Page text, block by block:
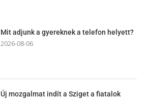
Mit adjunk a gyereknek a telefon helyett?
2026-08-06
Új mozgalmat indít a Sziget a fiatalok